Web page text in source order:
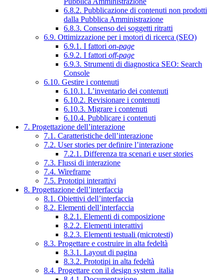
6.8.2. Pubblicazione di contenuti non prodotti
dalla Pubblica Amministrazione
6.8.3. Consenso dei soggetti ritratti
6.9. Ottimizzazione per i motori di ricerca (SEO)
6.9.1. I fattori on-page
6.9.2. I fattori off-page
6.9.3. Strumenti di diagnostica SEO: Search
Console
6.10. Gestire i contenuti
6.10.1. L’inventario dei contenuti
6.10.2. Revisionare i contenuti
6.10.3. Migrare i contenuti
6.10.4. Pubblicare i contenuti
7. Progettazione dell’interazione
7.1. Caratteristiche dell’interazione
7.2. User stories per definire l’interazione
7.2.1. Differenza tra scenari e user stories
7.3. Flussi di interazione
7.4. Wireframe
7.5. Prototipi interattivi
8. Progettazione dell’interfaccia
8.1. Obiettivi dell’interfaccia
8.2. Elementi dell’interfaccia
8.2.1. Elementi di composizione
8.2.2. Elementi interattivi
8.2.3. Elementi testuali (microtesti)
8.3. Progettare e costruire in alta fedeltà
8.3.1. Layout di pagina
8.3.2. Prototipi in alta fedeltà
8.4. Progettare con il design system .italia